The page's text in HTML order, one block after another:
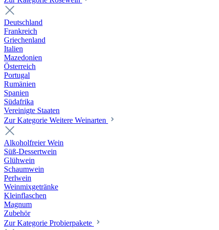
Deutschland
Frankreich
Griechenland
Italien
Mazedonien
Österreich
Portugal
Rumänien
Spanien
Südafrika
Vereinigte Staaten
Zur Kategorie Weitere Weinarten
Alkoholfreier Wein
Süß-Dessertwein
Glühwein
Schaumwein
Perlwein
Weinmixgetränke
Kleinflaschen
Magnum
Zubehör
Zur Kategorie Probierpakete